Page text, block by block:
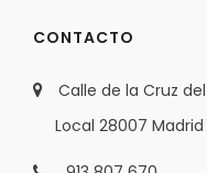
CONTACTO
Calle de la Cruz
Local 28007 Madrid